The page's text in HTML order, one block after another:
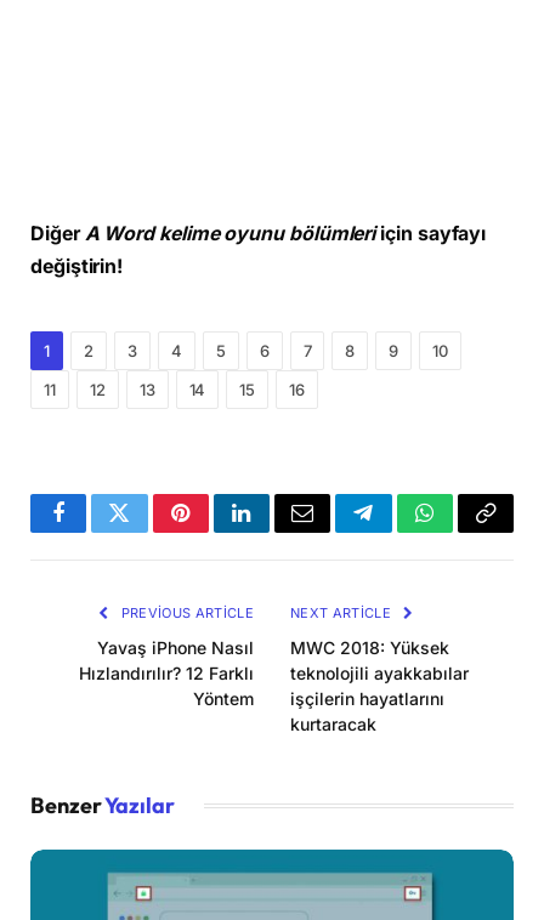
DiğerA Word kelime oyunu bölümleriiçin sayfayı
değiştirin!
1 2 3 4 5 6 7 8 9
10
11
12 13 14 15 16
FacebookTwitterPinterestLinkedInEmail TelegramWhatsApp
Copy
PREVIOUS ARTICLE
Yavaş iPhone Nasıl
Hızlandırılır? 12 Farklı
Yöntem
NEXT ARTICLE
MWC 2018: Yüksek
teknolojili ayakkabılar
işçilerin hayatlarını
kurtaracak
BenzerYazılar